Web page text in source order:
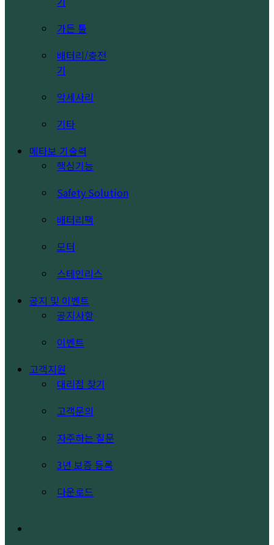
가든 툴
배터리/충전
기
악세사리
기타
메타보 기술력
핵심기능
Safety Solution
배터리팩
모터
스테인리스
공지 및 이벤트
공지사항
이벤트
고객지원
대리점 찾기
고객문의
자주하는 질문
3년 보증 등록
다운로드